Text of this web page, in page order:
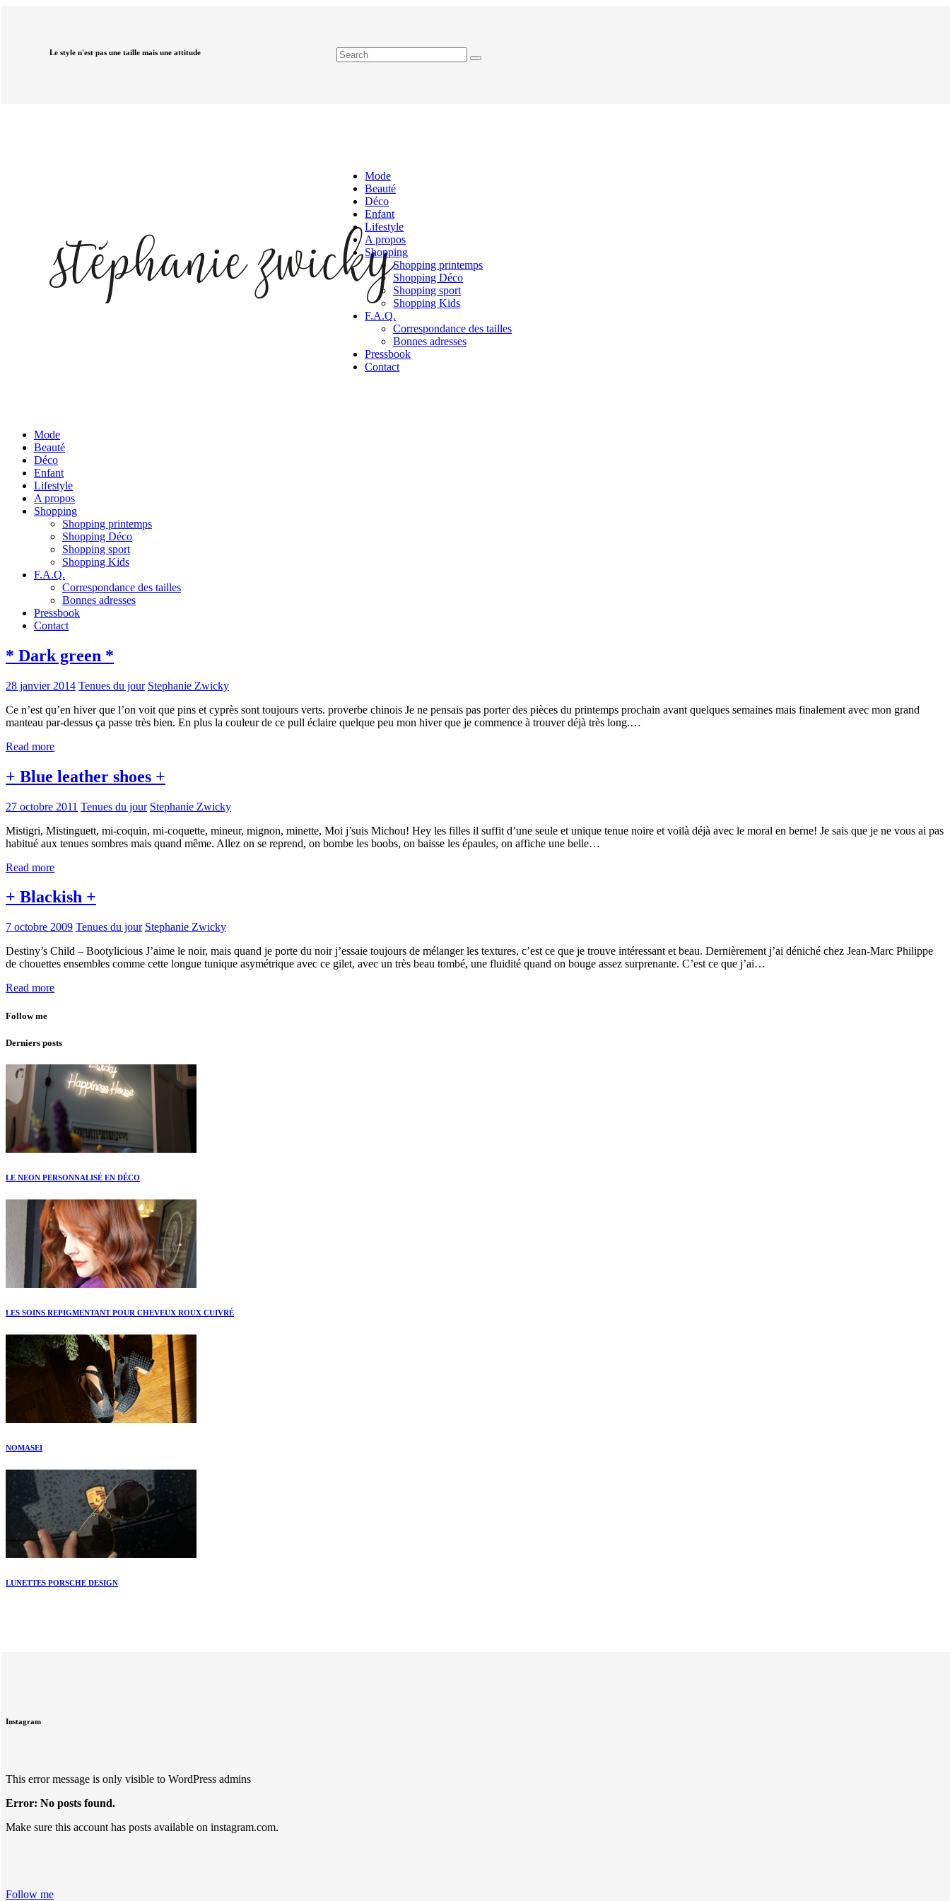
Le style n'est pas une taille mais une attitude
Mode
Beauté
Déco
Enfant
Lifestyle
A propos
Shopping
Shopping printemps
Shopping Déco
Shopping sport
Shopping Kids
F.A.Q.
Correspondance des tailles
Bonnes adresses
Pressbook
Contact
Mode
Beauté
Déco
Enfant
Lifestyle
A propos
Shopping
Shopping printemps
Shopping Déco
Shopping sport
Shopping Kids
F.A.Q.
Correspondance des tailles
Bonnes adresses
Pressbook
Contact
* Dark green *
28 janvier 2014 Tenues du jour Stephanie Zwicky
Ce n’est qu’en hiver que l’on voit que pins et cyprès sont toujours verts. proverbe chinois Je ne pensais pas porter des pièces du printemps prochain avant quelques semaines mais finalement avec mon grand
manteau par-dessus ça passe très bien. En plus la couleur de ce pull éclaire quelque peu mon hiver que je commence à trouver déjà très long.…
Read more
+ Blue leather shoes +
27 octobre 2011 Tenues du jour Stephanie Zwicky
Mistigri, Mistinguett, mi-coquin, mi-coquette, mineur, mignon, minette, Moi j’suis Michou! Hey les filles il suffit d’une seule et unique tenue noire et voilà déjà avec le moral en berne! Je sais que je ne vous ai pas
habitué aux tenues sombres mais quand même. Allez on se reprend, on bombe les boobs, on baisse les épaules, on affiche une belle…
Read more
+ Blackish +
7 octobre 2009 Tenues du jour Stephanie Zwicky
Destiny’s Child – Bootylicious J’aime le noir, mais quand je porte du noir j’essaie toujours de mélanger les textures, c’est ce que je trouve intéressant et beau. Dernièrement j’ai déniché chez Jean-Marc Philippe
de chouettes ensembles comme cette longue tunique asymétrique avec ce gilet, avec un très beau tombé, une fluidité quand on bouge assez surprenante. C’est ce que j’ai…
Read more
Follow me
Derniers posts
LE NEON PERSONNALISÉ EN DÉCO
LES SOINS REPIGMENTANT POUR CHEVEUX ROUX CUIVRÉ
NOMASEI
LUNETTES PORSCHE DESIGN
Instagram
This error message is only visible to WordPress admins
Error: No posts found.
Make sure this account has posts available on instagram.com.
Follow me